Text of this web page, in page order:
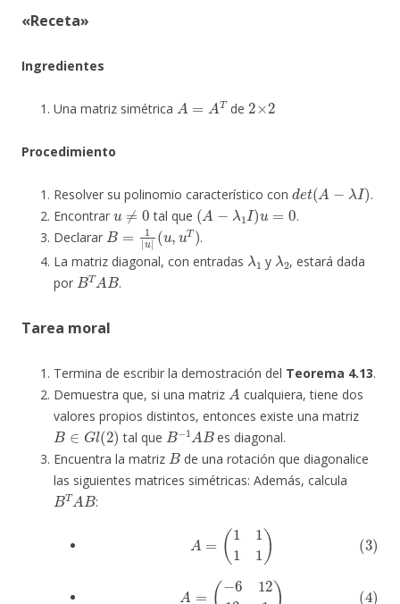
«Receta»
Ingredientes
Una matriz simétrica
A
de
2 2
Procedimiento
Resolver su polinomio característico con
d ( A )
.
Encontrar
u ≠0
tal que
(A−λ1I)u= 0
.
Declarar
B= 1 u |
(u, u T)
.
La matriz diagonal, con entradas
λ
y
λ
, estará dada
por
BTAB
.
Tarea moral
Termina de escribir la demostración del Teorema 4.13.
Demuestra que, si una matriz
A
cualquiera, tiene dos
valores propios distintos, entonces existe una matriz
B∈Gl(2)
tal que
B−1AB
es diagonal.
Encuentra la matriz
B
de una rotación que diagonalice
las siguientes matrices simétricas: Además, calcula
BTAB
:
=(1 11)
(− 612 121